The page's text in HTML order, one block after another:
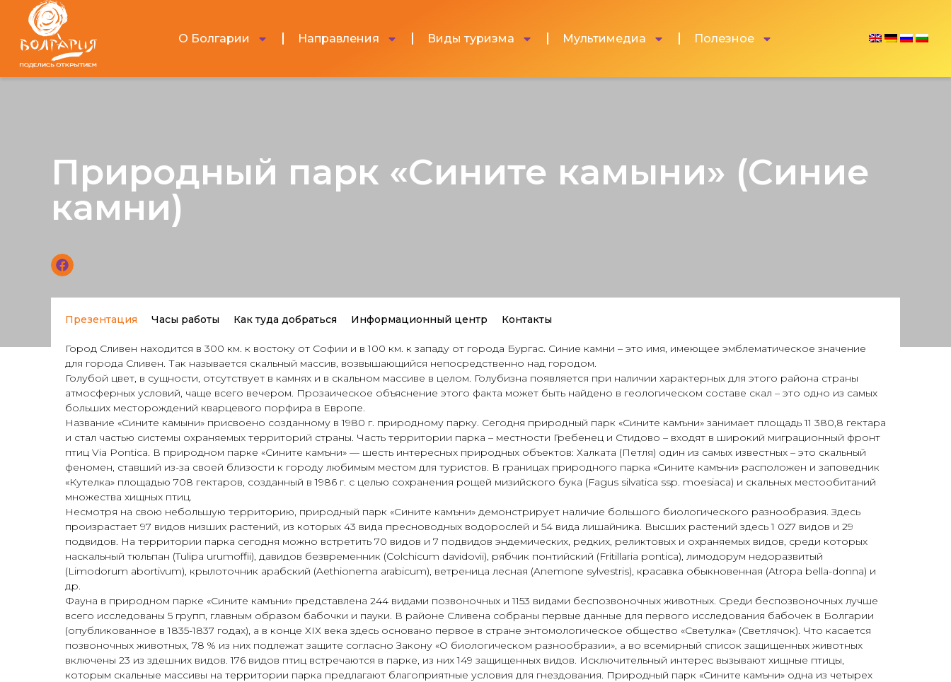
О Болгарии Направления Виды туризма Мультимедиа Полезное
Природный парк «Сините камыни» (Синие
камни)
Презентация Часы работы Как туда добраться Информационный центр Контакты
Город Сливен находится в 300 км. к востоку от Софии и в 100 км. к западу от города Бургас. Синие камни – это имя, имеющее эмблематическое значение
для города Сливен. Так называется скальный массив, возвышающийся непосредственно над городом.
Голубой цвет, в сущности, отсутствует в камнях и в скальном массиве в целом. Голубизна появляется при наличии характерных для этого района страны
атмосферных условий, чаще всего вечером. Прозаическое объяснение этого факта может быть найдено в геологическом составе скал – это одно из самых
больших месторождений кварцевого порфира в Европе.
Название «Сините камыни» присвоено созданному в 1980 г. природному парку. Сегодня природный парк «Сините камъни» занимает площадь 11 380,8 гектара
и стал частью системы охраняемых территорий страны. Часть территории парка – местности Гребенец и Стидово – входят в широкий миграционный фронт
птиц Via Pontica. В природном парке «Сините камъни» — шесть интересных природных объектов: Халката (Петля) один из самых известных – это скальный
феномен, ставший из-за своей близости к городу любимым местом для туристов. В границах природного парка «Сините камъни» расположен и заповедник
«Кутелка» площадью 708 гектаров, созданный в 1986 г. с целью сохранения рощей мизийского бука (Fagus silvatica ssp. moesiaca) и скальных местообитаний
множества хищных птиц.
Несмотря на свою небольшую территорию, природный парк «Сините камъни» демонстрирует наличие большого биологического разнообразия. Здесь
произрастает 97 видов низших растений, из которых 43 вида пресноводных водорослей и 54 вида лишайника. Высших растений здесь 1 027 видов и 29
подвидов. На территории парка сегодня можно встретить 70 видов и 7 подвидов эндемических, редких, реликтовых и охраняемых видов, среди которых
наскальный тюльпан (Tulipa urumoffii), давидов безвременник (Colchicum davidovii), рябчик понтийский (Fritillaria pontica), лимодорум недоразвитый
(Limodorum аbortivum), крылоточник арабский (Aethionema arabicum), ветреница лесная (Anemone sylvestris), красавка обыкновенная (Atropa bella-donna) и
др.
Фауна в природном парке «Сините камъни» представлена 244 видами позвоночных и 1153 видами беспозвоночных животных. Среди беспозвоночных лучше
всего исследованы 5 групп, главным образом бабочки и пауки. В районе Сливена собраны первые данные для первого исследования бабочек в Болгарии
(опубликованное в 1835-1837 годах), а в конце ХІХ века здесь основано первое в стране энтомологическое общество «Светулка» (Светлячок). Что касается
позвоночных животных, 78 % из них подлежат защите согласно Закону «О биологическом разнообразии», а во всемирный список защищенных животных
включены 23 из здешних видов. 176 видов птиц встречаются в парке, из них 149 защищенных видов. Исключительный интерес вызывают хищные птицы,
которым скальные массивы на территории парка предлагают благоприятные условия для гнездования. Природный парк «Сините камъни» одна из четырех